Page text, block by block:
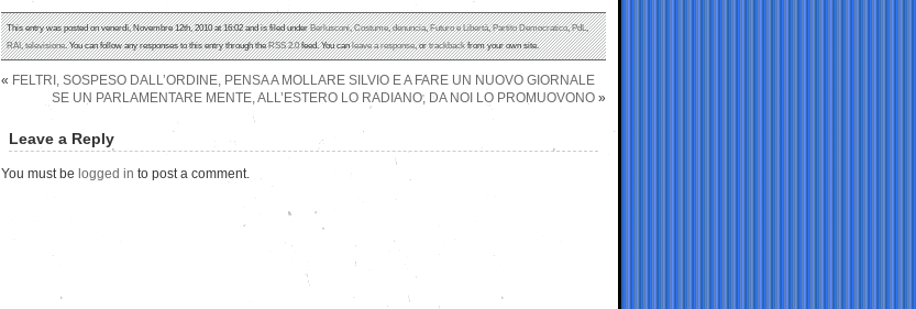
This entry was posted on venerdì, Novembre 12th, 2010 at 16:02 and is filed underBerlusconi,Costume,denuncia,Futuro e Libertà,Partito Democratico,PdL,
RAI,televisione. You can follow any responses to this entry through theRSS 2.0feed. You canleave a response, ortrackbackfrom your own site.
« FELTRI, SOSPESO DALL’ORDINE, PENSA A MOLLARE SILVIO E A FARE UN NUOVO GIORNALE
SE UN PARLAMENTARE MENTE, ALL’ESTERO LO RADIANO, DA NOI LO PROMUOVONO »
Leave a Reply
You must be logged in to post a comment.